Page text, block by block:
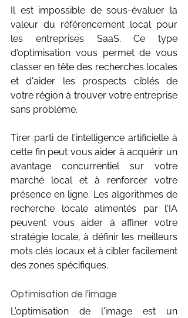
Il est impossible de sous-évaluer la
valeur du référencement local pour
les entreprises SaaS. Ce type
d'optimisation vous permet de vous
classer en tête des recherches locales
et d'aider les prospects ciblés de
votre région à trouver votre entreprise
sans problème.
Tirer parti de l'intelligence artificielle à
cette fin peut vous aider à acquérir un
avantage concurrentiel sur votre
marché local et à renforcer votre
présence en ligne. Les algorithmes de
recherche locale alimentés par l'IA
peuvent vous aider à affiner votre
stratégie locale, à définir les meilleurs
mots clés locaux et à cibler facilement
des zones spécifiques.
Optimisation de l'image
L'optimisation de l'image est un